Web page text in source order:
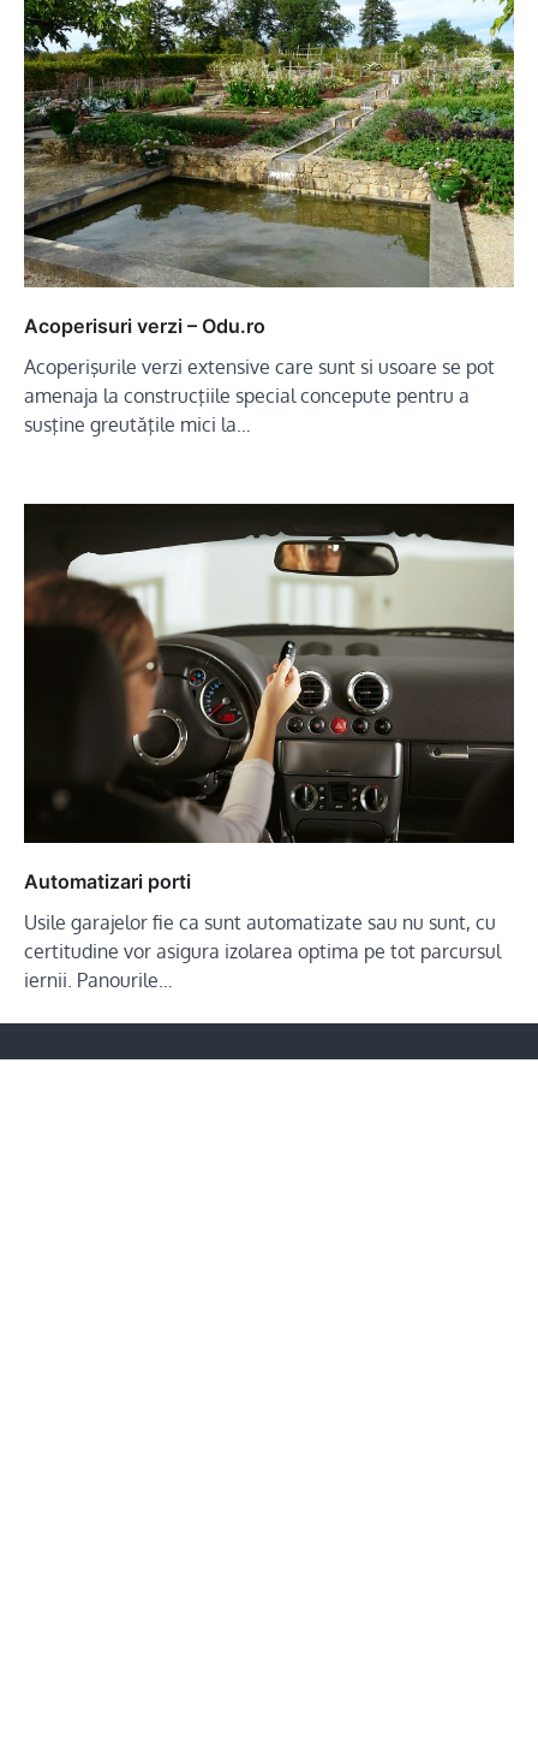
Acoperisuri verzi – Odu.ro
Acoperişurile verzi extensive care sunt si usoare se pot
amenaja la construcţiile special concepute pentru a
susţine greutăţile mici la…
Automatizari porti
Usile garajelor fie ca sunt automatizate sau nu sunt, cu
certitudine vor asigura izolarea optima pe tot parcursul
iernii. Panourile…